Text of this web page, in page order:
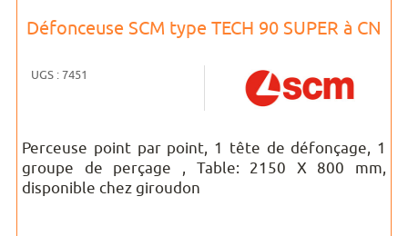
Défonceuse SCM type TECH 90 SUPER à CN
UGS : 7451
Perceuse point par point, 1 tête de défonçage, 1
groupe de perçage , Table: 2150 X 800 mm,
disponible chez giroudon